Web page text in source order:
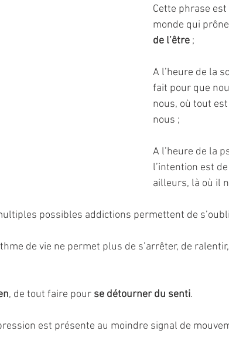
Cette phrase
monde qui prône
de l’être ;
A l’heure de la
fait pour que
nous, où tout
nous ;
A l’heure de la
l’intention est
ailleurs, là où il
possibles addictions permettent de
de vie ne permet plus de s’arrêter, de
, de tout faire pour se détourner du senti.
est présente au moindre signal de